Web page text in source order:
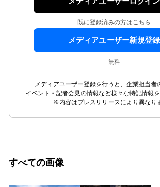
既に登録済みの方はこちら
メディアユーザー新規登録
無料
メディアユーザー登録を行うと、企業担当者
イベント・記者会見の情報など様々な特記情報を
※内容はプレスリリースにより異なり
すべての画像